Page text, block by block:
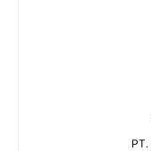
PT.